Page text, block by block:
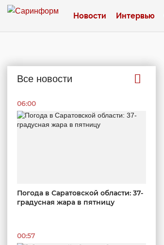
Новости Интервью
Все новости
06:00
Погода в Саратовской области: 37-
градусная жара в пятницу
00:57